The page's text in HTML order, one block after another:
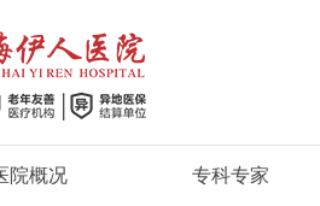
院概况 专科专家